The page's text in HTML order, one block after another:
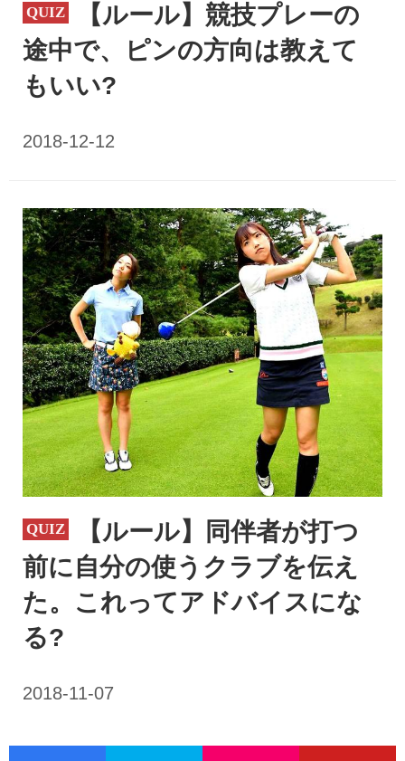
【ルール】競技プレーの
途中で、ピンの方向は教えて
もいい?
【ルール】同伴者が打つ
前に自分の使うクラブを伝え
た。これってアドバイスにな
る?